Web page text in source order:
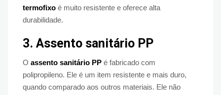
termofixo é muito resistente e oferece alta
durabilidade.
3. Assento sanitário PP
O assento sanitário PP é fabricado com
polipropileno. Ele é um item resistente e mais duro,
quando comparado aos outros materiais. Ele não